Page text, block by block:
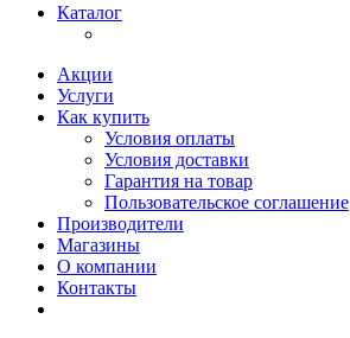
Каталог
Акции
Услуги
Как купить
Условия оплаты
Условия доставки
Гарантия на товар
Пользовательское соглашение
Производители
Магазины
О компании
Контакты